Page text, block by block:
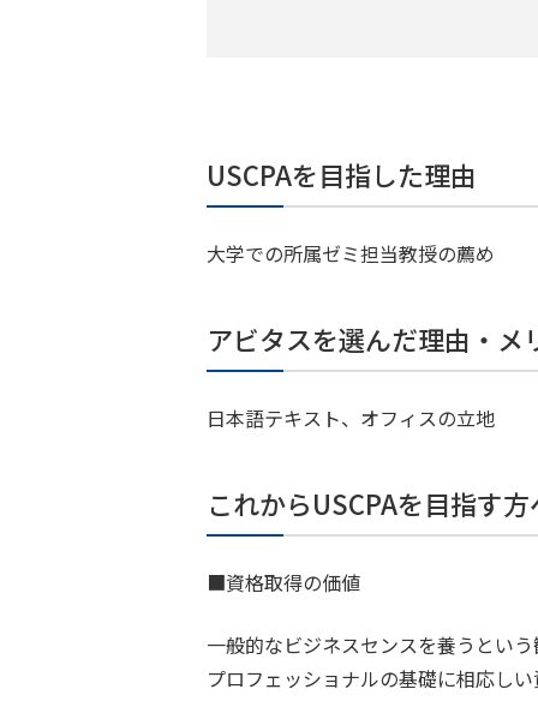
USCPAを目指した理由
大学での所属ゼミ担当教授の薦め
アビタスを選んだ理由・メ
日本語テキスト、オフィスの立地
これからUSCPAを目指す
■資格取得の価値
一般的なビジネスセンスを養うとい
プロフェッショナルの基礎に相応し